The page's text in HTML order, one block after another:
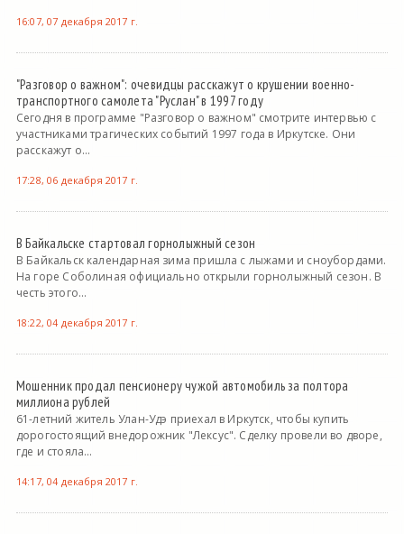
16:07, 07 декабря 2017 г.
"Разговор о важном": очевидцы расскажут о крушении военно-
транспортного самолета "Руслан" в 1997 году
Сегодня в программе "Разговор о важном" смотрите интервью с
участниками трагических событий 1997 года в Иркутске. Они
расскажут о...
17:28, 06 декабря 2017 г.
В Байкальске стартовал горнолыжный сезон
В Байкальск календарная зима пришла с лыжами и сноубордами.
На горе Соболиная официально открыли горнолыжный сезон. В
честь этого...
18:22, 04 декабря 2017 г.
Мошенник продал пенсионеру чужой автомобиль за полтора
миллиона рублей
61-летний житель Улан-Удэ приехал в Иркутск, чтобы купить
дорогостоящий внедорожник "Лексус". Сделку провели во дворе,
где и стояла...
14:17, 04 декабря 2017 г.